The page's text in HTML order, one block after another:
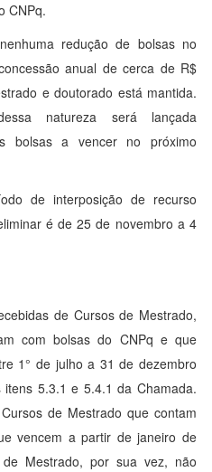
CNPq.
redução de bolsas no
anual de cerca de R$
e doutorado está mantida.
natureza será lançada
bolsas a vencer no próximo
de interposição de recurso
é de 25 de novembro a 4
de Cursos de Mestrado,
com bolsas do CNPq e que
1° de julho a 31 de dezembro
5.3.1 e 5.4.1 da Chamada.
de Mestrado que contam
vencem a partir de janeiro de
Mestrado, por sua vez, não